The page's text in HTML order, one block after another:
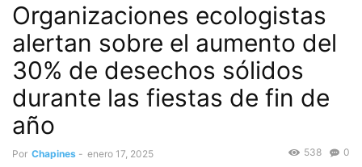
Organizaciones ecologistas
alertan sobre el aumento del
30% de desechos sólidos
durante las fiestas de fin de
año
Por Chapines - enero 17, 2025 0
538